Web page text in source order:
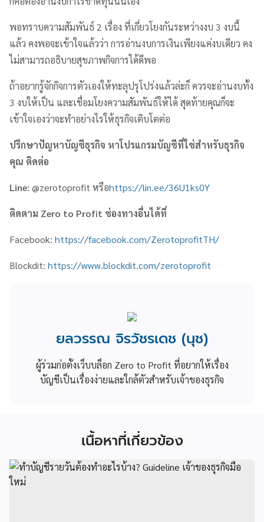
พอทราบความสัมพันธ์ 2 เรื่อง ที่เกี่ยวโยงกันระหว่างงบ 3 งบนี้
แล้ว คงพอจะเข้าใจแล้วว่า การอ่านงบการเงินเพียงแค่งบเดียว คง
ไม่สามารถอธิบายสุขภาพกิจการได้ดีพอ
ถ้าอยากรู้จักกิจการตัวเองให้ทะลุปรุโปร่งแล้วล่ะก็ ควรจะอ่านงบทั้ง
3 งบให้เป็น และเชื่อมโยงความสัมพันธ์ให้ได้ สุดท้ายคุณก็จะ
เข้าใจเองว่าจะทำอย่างไรให้ธุรกิจเติบโตต่อ
ปรึกษาปัญหาบัญชีธุรกิจ หาโปรแกรมบัญชีที่ใช่สำหรับธุรกิจ
คุณ ติดต่อ
Line: @zerotoprofit หรือhttps://lin.ee/36U1ks0Y
ติดตาม Zero to Profit ช่องทางอื่นได้ที่
Facebook: https://facebook.com/ZerotoprofitTH/
Blockdit: https://www.blockdit.com/zerotoprofit
ยลวรรณ จิรวัชรเดช (นุช)
ผู้ร่วมก่อตั้งเว็บบล็อก Zero to Profit ที่อยากให้เรื่อง
บัญชีเป็นเรื่องง่ายและใกล้ตัวสำหรับเจ้าของธุรกิจ
เนื้อหาที่เกี่ยวข้อง